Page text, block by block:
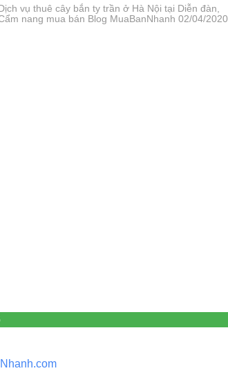
vụ thuê cây bắn ty trần ở Hà Nội tại Diễn đàn,
nang mua bán Blog MuaBanNhanh 02/04/2020
com